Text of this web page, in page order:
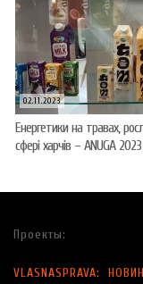
02.11.2023
Енергетики на травах,
сфері харчів – ANUGA
Проекты:
VLASNASPRAVA: